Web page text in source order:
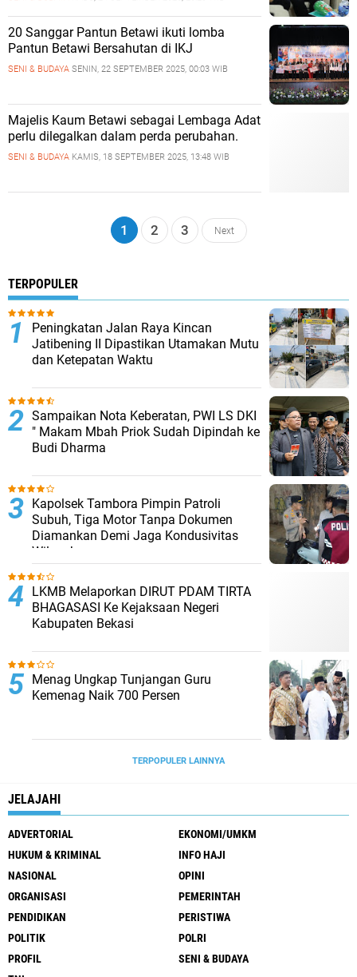
20 Sanggar Pantun Betawi ikuti lomba
Pantun Betawi Bersahutan di IKJ
SENI & BUDAYA SENIN, 22 SEPTEMBER 2025, 00:03 WIB
Majelis Kaum Betawi sebagai Lembaga Adat
perlu dilegalkan dalam perda perubahan.
SENI & BUDAYA KAMIS, 18 SEPTEMBER 2025, 13:48 WIB
1 2 3 Next
TERPOPULER
Peningkatan Jalan Raya Kincan
Jatibening II Dipastikan Utamakan Mutu
dan Ketepatan Waktu
Sampaikan Nota Keberatan, PWI LS DKI
" Makam Mbah Priok Sudah Dipindah ke
Budi Dharma
Kapolsek Tambora Pimpin Patroli
Subuh, Tiga Motor Tanpa Dokumen
Diamankan Demi Jaga Kondusivitas
Wilayah
LKMB Melaporkan DIRUT PDAM TIRTA
BHAGASASI Ke Kejaksaan Negeri
Kabupaten Bekasi
Menag Ungkap Tunjangan Guru
Kemenag Naik 700 Persen
TERPOPULER LAINNYA
JELAJAHI
ADVERTORIAL
EKONOMI/UMKM
HUKUM & KRIMINAL
INFO HAJI
NASIONAL
OPINI
ORGANISASI
PEMERINTAH
PENDIDIKAN
PERISTIWA
POLITIK
POLRI
PROFIL
SENI & BUDAYA